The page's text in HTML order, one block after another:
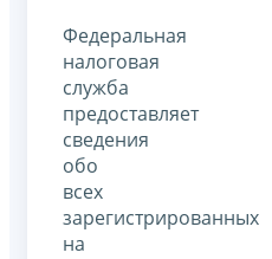
Федеральная
налоговая
служба
предоставляет
сведения
обо
всех
зарегистрированных
на